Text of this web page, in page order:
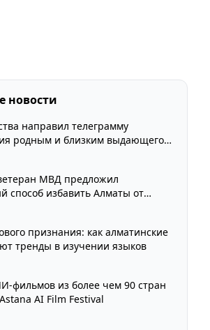
новости
направил телеграмму
родным и близким выдающегося
Ардака Амиркулова
МВД предложил
способ избавить Алматы от
признания: как алматинские
тренды в изучении языков
фильмов из более чем 90 стран
AI Film Festival